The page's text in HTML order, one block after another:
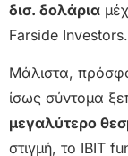
δισ. δολάρια
Farside Investors.
Μάλιστα,
ίσως σύντομα
μεγαλύτερο
στιγμή, το IBIT